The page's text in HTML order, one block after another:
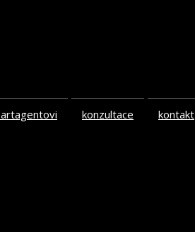
konzultace kontakt